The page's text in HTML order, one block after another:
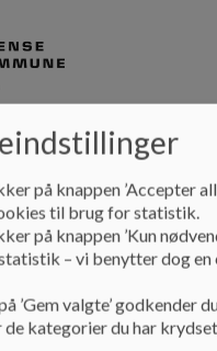
marts 2026
herom, så ring til
på knappen ’Accepter
til brug for statistik.
på knappen ’Kun
– vi benytter dog en
’Gem valgte’ godkender
kategorier du har